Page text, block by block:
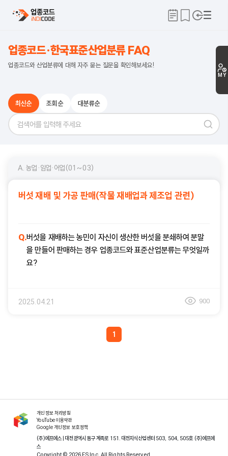
MY
업종코드·한국표준산업분류 FAQ
업종코드와 산업분류에 대해 자주 묻는 질문을 확인해보세요!
최신순 조회순 대분류순
A. 농업·임업·어업(01~03)
버섯 재배 및 가공 판매(작물 재배업과 제조업 관련)
Q.버섯을 재배하는 농민이 자신이 생산한 버섯을 분쇄하여 분말
을 만들어 판매하는 경우 업종코드와 표준산업분류는 무엇일까
요?
2025.04.21 900
1
개인정보 처리방침
YouTube 이용약관
Google 개인정보 보호정책
(주)에프에스 | 대전광역시 동구 계족로 151. 대전지식산업센터 503, 504, 505호 (주)에프에
스
Copyright © 2026 FS Inc. All Rights Reserved.